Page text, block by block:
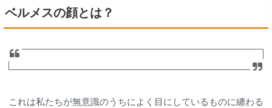
ベルメスの顔とは？
これは私たちが無意識のうちによく目にしているものに纏わる